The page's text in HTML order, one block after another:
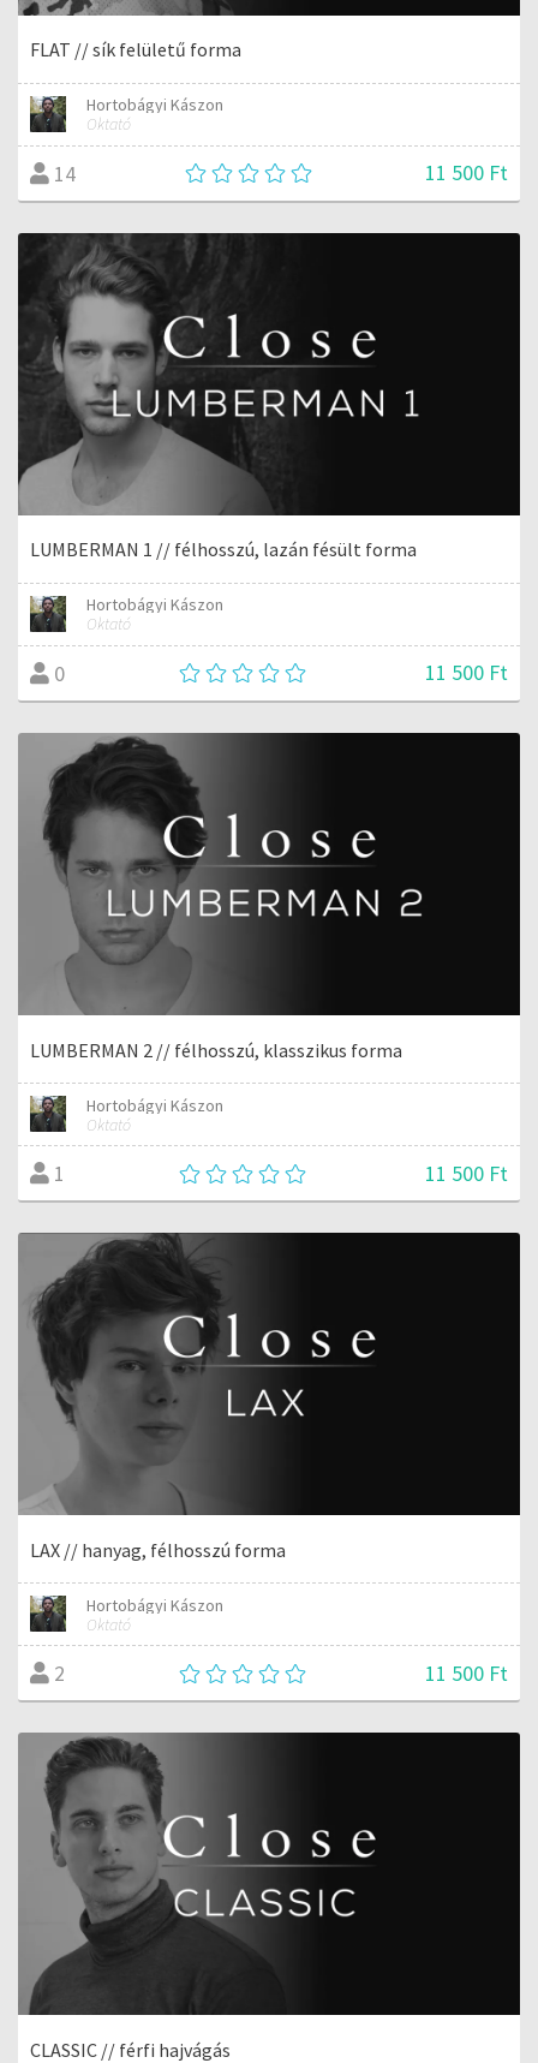
FLAT // sík felületű forma
Hortobágyi Kászon
Oktató
14 11 500 Ft
LUMBERMAN 1 // félhosszú, lazán fésült forma
Hortobágyi Kászon
Oktató
0 11 500 Ft
LUMBERMAN 2 // félhosszú, klasszikus forma
Hortobágyi Kászon
Oktató
1 11 500 Ft
LAX // hanyag, félhosszú forma
Hortobágyi Kászon
Oktató
2 11 500 Ft
CLASSIC // férfi hajvágás